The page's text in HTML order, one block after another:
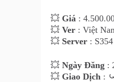
💥 Giá : 4.500
💥 Ver : Việt
💥 Server : S354
💥 Ngày Đăng :
💥 Giao Dịch : ⤿